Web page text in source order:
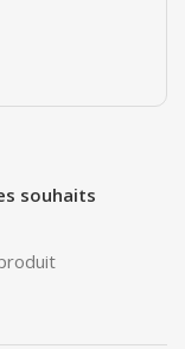
souhaits